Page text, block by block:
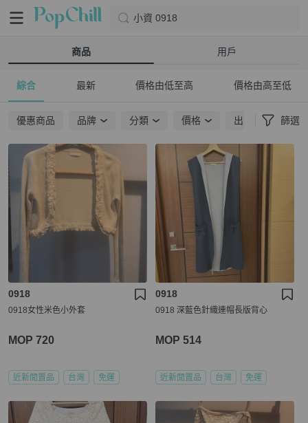
小資 0918
商品 用戶
綜合 最新 價格由低至高 價格由高至低
優惠商品 品牌 分類 價格 出貨地點 篩選
0918
0918女性米色小外套
MOP 720
近新閒置品 台灣 免運
0918
0918 深藍色針織連帽長版背心
MOP 514
近新閒置品 台灣 免運